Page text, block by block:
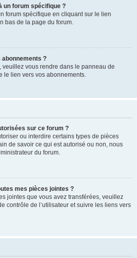
un forum spécifique ?
forum spécifique en cliquant sur le lien
bas de la page du forum.
?
veuillez vous rendre dans le panneau de
le lien vers vos abonnements.
sur ce forum ?
ou interdire certains types de pièces
de savoir ce qui est autorisé ou non, nous
du forum.
mes pièces jointes ?
jointes que vous avez transférées, veuillez
contrôle de l’utilisateur et suivre les liens vers